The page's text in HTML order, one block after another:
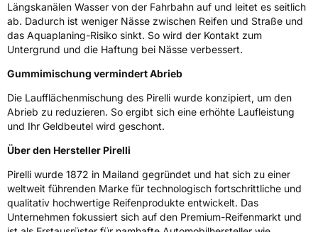
ZustandNeureifen
C-ReifenJa
Effizienz C
NasshaftungB
Rollgeräusch (Klasse)B
Rollgeräusch (dB)71
Längskanälen Wasser von der Fahrbahn auf und leitet es seitlich
ab. Dadurch ist weniger Nässe zwischen Reifen und Straße und
das Aquaplaning-Risiko sinkt. So wird der Kontakt zum
Untergrund und die Haftung bei Nässe verbessert.
Gummimischung vermindert Abrieb
Die Laufflächenmischung des Pirelli wurde konzipiert, um den
Abrieb zu reduzieren. So ergibt sich eine erhöhte Laufleistung
und Ihr Geldbeutel wird geschont.
Über den Hersteller Pirelli
Pirelli wurde 1872 in Mailand gegründet und hat sich zu einer
weltweit führenden Marke für technologisch fortschrittliche und
qualitativ hochwertige Reifenprodukte entwickelt. Das
Unternehmen fokussiert sich auf den Premium-Reifenmarkt und